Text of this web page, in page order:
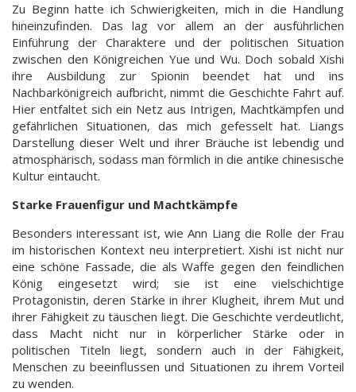
Zu Beginn hatte ich Schwierigkeiten, mich in die Handlung
hineinzufinden. Das lag vor allem an der ausführlichen
Einführung der Charaktere und der politischen Situation
zwischen den Königreichen Yue und Wu. Doch sobald Xishi
ihre Ausbildung zur Spionin beendet hat und ins
Nachbarkönigreich aufbricht, nimmt die Geschichte Fahrt auf.
Hier entfaltet sich ein Netz aus Intrigen, Machtkämpfen und
gefährlichen Situationen, das mich gefesselt hat. Liangs
Darstellung dieser Welt und ihrer Bräuche ist lebendig und
atmosphärisch, sodass man förmlich in die antike chinesische
Kultur eintaucht.
Starke Frauenfigur und Machtkämpfe
Besonders interessant ist, wie Ann Liang die Rolle der Frau
im historischen Kontext neu interpretiert. Xishi ist nicht nur
eine schöne Fassade, die als Waffe gegen den feindlichen
König eingesetzt wird; sie ist eine vielschichtige
Protagonistin, deren Stärke in ihrer Klugheit, ihrem Mut und
ihrer Fähigkeit zu täuschen liegt. Die Geschichte verdeutlicht,
dass Macht nicht nur in körperlicher Stärke oder in
politischen Titeln liegt, sondern auch in der Fähigkeit,
Menschen zu beeinflussen und Situationen zu ihrem Vorteil
zu wenden.